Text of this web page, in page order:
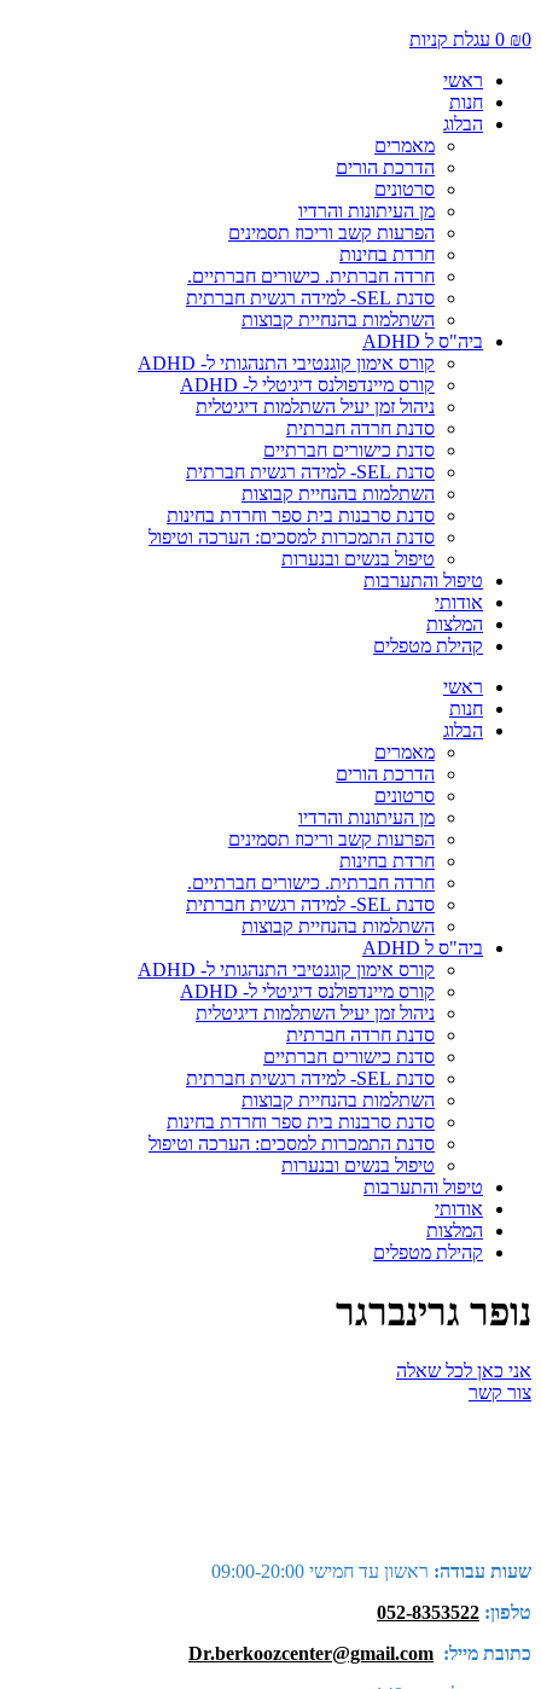
₪0
0 עגלת קניות
ראשי
חנות
הבלוג
מאמרים
הדרכת הורים
סרטונים
מן העיתונות והרדיו
הפרעות קשב וריכוז תסמינים
חרדת בחינות
חרדה חברתית. כישורים חברתיים.
סדנת SEL- למידה רגשית חברתית
השתלמות בהנחיית קבוצות
ביה"ס ל ADHD
קורס אימון קוגנטיבי התנהגותי ל- ADHD
קורס מיינדפולנס דיגיטלי ל- ADHD
ניהול זמן יעיל השתלמות דיגיטלית
סדנת חרדה חברתית
סדנת כישורים חברתיים
סדנת SEL- למידה רגשית חברתית
השתלמות בהנחיית קבוצות
סדנת סרבנות בית ספר וחרדת בחינות
סדנת התמכרות למסכים: הערכה וטיפול
טיפול בנשים ובנערות
טיפול והתערבות
אודותי
המלצות
קהילת מטפלים
ראשי
חנות
הבלוג
מאמרים
הדרכת הורים
סרטונים
מן העיתונות והרדיו
הפרעות קשב וריכוז תסמינים
חרדת בחינות
חרדה חברתית. כישורים חברתיים.
סדנת SEL- למידה רגשית חברתית
השתלמות בהנחיית קבוצות
ביה"ס ל ADHD
קורס אימון קוגנטיבי התנהגותי ל- ADHD
קורס מיינדפולנס דיגיטלי ל- ADHD
ניהול זמן יעיל השתלמות דיגיטלית
סדנת חרדה חברתית
סדנת כישורים חברתיים
סדנת SEL- למידה רגשית חברתית
השתלמות בהנחיית קבוצות
סדנת סרבנות בית ספר וחרדת בחינות
סדנת התמכרות למסכים: הערכה וטיפול
טיפול בנשים ובנערות
טיפול והתערבות
אודותי
המלצות
קהילת מטפלים
נופר גרינברגר
אני כאן לכל שאלה
צור קשר
שעות עבודה: ראשון עד חמישי 09:00-20:00
טלפון: 052-8353522
כתובת מייל: Dr.berkoozcenter@gmail.com